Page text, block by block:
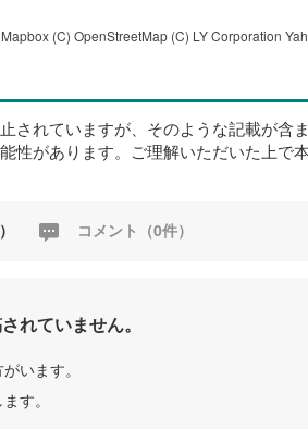
(C) OpenStreetMap (C) LY Corporation
されていますが、そのような記載が含
性があります。ご理解いただいた上で
コメント（0件）
れていません。
います。
す。